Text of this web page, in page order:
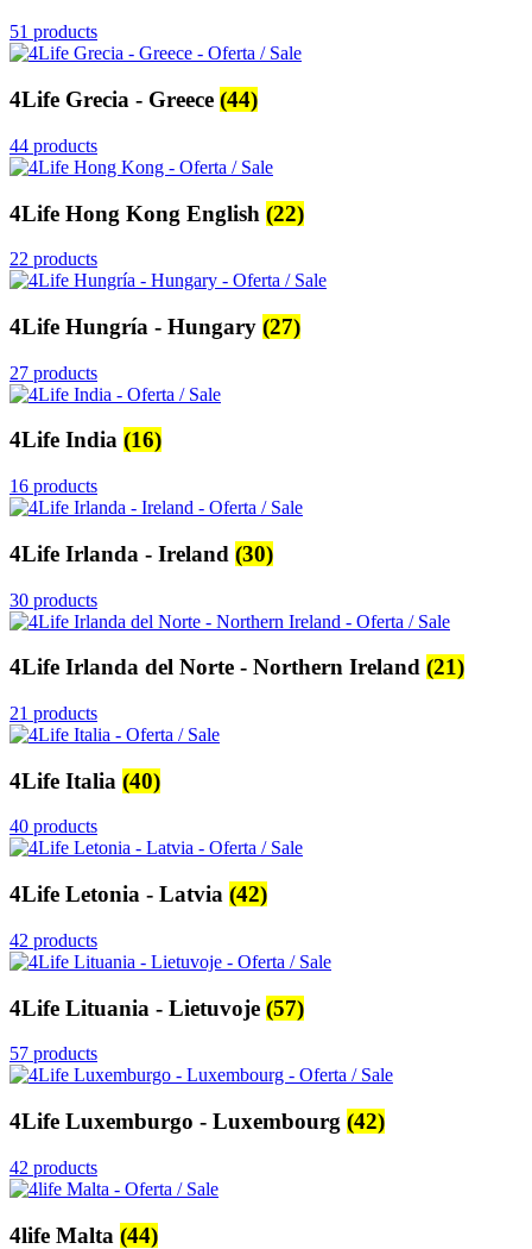
51 products
4Life Grecia - Greece (44)
44 products
4Life Hong Kong English (22)
22 products
4Life Hungría - Hungary (27)
27 products
4Life India (16)
16 products
4Life Irlanda - Ireland (30)
30 products
4Life Irlanda del Norte - Northern Ireland (21)
21 products
4Life Italia (40)
40 products
4Life Letonia - Latvia (42)
42 products
4Life Lituania - Lietuvoje (57)
57 products
4Life Luxemburgo - Luxembourg (42)
42 products
4life Malta (44)